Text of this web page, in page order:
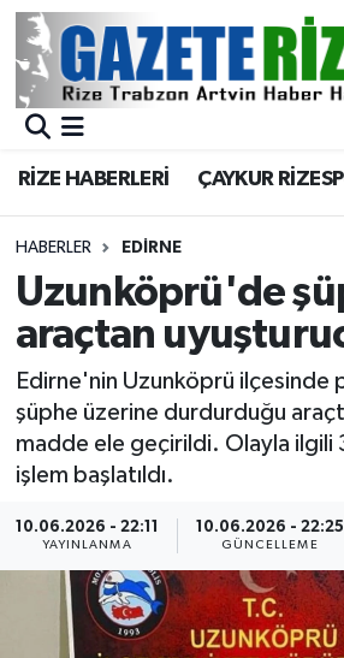
RİZE HABERLERİ ÇAYKUR
HABERLER EDIRNE
Uzunköprü'de
araçtan
Edirne'nin Uzunköprü ilçesinde
şüphe üzerine durdurduğu
madde ele geçirildi. Olayla ilgili
işlem başlatıldı.
10.06.2026 - 22:11
YAYINLANMA
10.06.2026 - 22:25
GÜNCELLEME
BÖLGEMİZ
Asayiş
Rize Jandarma Komutanlığı
Bilim Teknoloji
Advertising news
Canlı Maç
ÇEVRE
Dış Haberler
Merkez Nöbetçi Eczaneler
Merkez Trafik Yoğunluk
Süper Lig Puan Durumu ve
Tüm Manşetler
Son Dakika Haberleri
Haber Arşivi